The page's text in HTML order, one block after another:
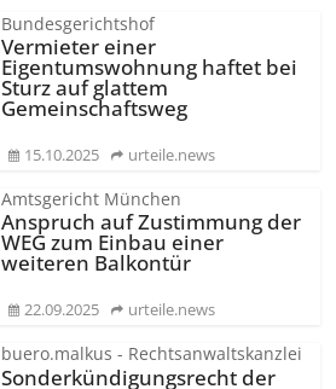
Bundesgerichtshof
Vermieter einer
Eigentumswohnung haftet bei
Sturz auf glattem
Gemeinschaftsweg
15.10.2025 urteile.news
Amtsgericht München
Anspruch auf Zustimmung der
WEG zum Einbau einer
weiteren Balkontür
22.09.2025 urteile.news
buero.malkus - Rechtsanwaltskanzlei
Sonderkün­digungsrecht der